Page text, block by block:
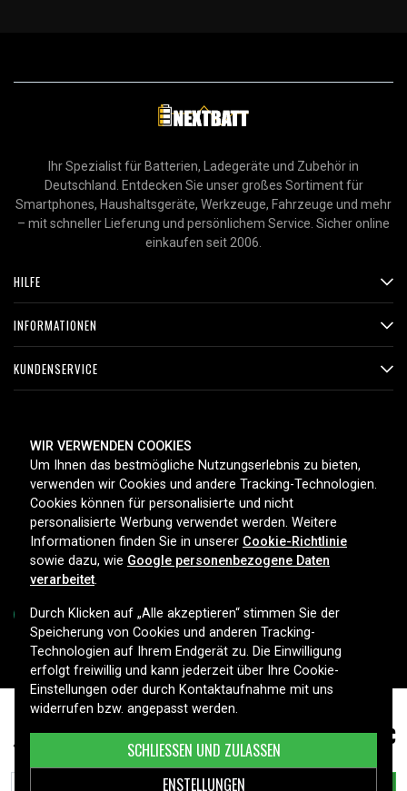
ThinkBook 15p IMH 20V30009TX, 11.4V, 3900mAh 68,99 €
Ihr Spezialist für Batterien, Ladegeräte und Zubehör in
Deutschland. Entdecken Sie unser großes Sortiment für
Smartphones, Haushaltsgeräte, Werkzeuge, Fahrzeuge und mehr
– mit schneller Lieferung und persönlichem Service. Sicher online
einkaufen seit 2006.
HILFE
INFORMATIONEN
KUNDENSERVICE
ZAHLUNGSMETHODEN
LIEFEROPTIONEN
Copyright © 2026, Spares Nordic AB
WIR VERWENDEN COOKIES
Um Ihnen das bestmögliche Nutzungserlebnis zu bieten,
verwenden wir Cookies und andere Tracking-Technologien.
Cookies können für personalisierte und nicht
personalisierte Werbung verwendet werden. Weitere
Informationen finden Sie in unserer Cookie-Richtlinie
sowie dazu, wie Google personenbezogene Daten
verarbeitet.
Durch Klicken auf „Alle akzeptieren“ stimmen Sie der
Speicherung von Cookies und anderen Tracking-
Technologien auf Ihrem Endgerät zu. Die Einwilligung
erfolgt freiwillig und kann jederzeit über Ihre Cookie-
Einstellungen oder durch Kontaktaufnahme mit uns
widerrufen bzw. angepasst werden.
ENSTELLUNGEN
SCHLIESSEN UND ZULASSEN